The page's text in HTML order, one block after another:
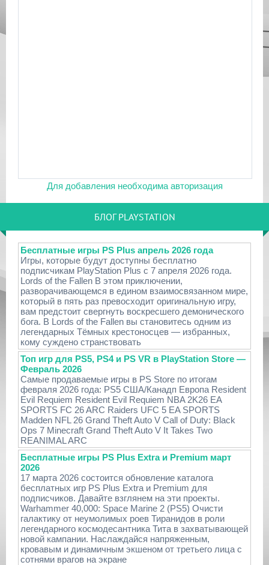
Для добавления необходима авторизация
БЛОГ PLAYSTATION
Бесплатные игры PS Plus апрель 2026 года
Игры, которые будут доступны бесплатно
подписчикам PlayStation Plus с 7 апреля 2026 года.
Lords of the Fallen В этом приключении,
разворачивающемся в едином взаимосвязанном мире,
который в пять раз превосходит оригинальную игру,
вам предстоит свергнуть воскресшего демонического
бога. В Lords of the Fallen вы становитесь одним из
легендарных Тёмных крестоносцев — избранных,
кому суждено странствовать
Топ игр для PS5, PS4 и PS VR в PlayStation Store —
Февраль 2026
Самые продаваемые игры в PS Store по итогам
февраля 2026 года: PS5 США/Канадп Европа Resident
Evil Requiem Resident Evil Requiem NBA 2K26 EA
SPORTS FC 26 ARC Raiders UFC 5 EA SPORTS
Madden NFL 26 Grand Theft Auto V Call of Duty: Black
Ops 7 Minecraft Grand Theft Auto V It Takes Two
REANIMAL ARC
Бесплатные игры PS Plus Extra и Premium март
2026
17 марта 2026 состоится обновление каталога
бесплатных игр PS Plus Extra и Premium для
подписчиков. Давайте взглянем на эти проекты.
Warhammer 40,000: Space Marine 2 (PS5) Очисти
галактику от неумолимых роев Тиранидов в роли
легендарного космодесантника Тита в захватывающей
новой кампании. Наслаждайся напряженным,
кровавым и динамичным экшеном от третьего лица с
сотнями врагов на экране